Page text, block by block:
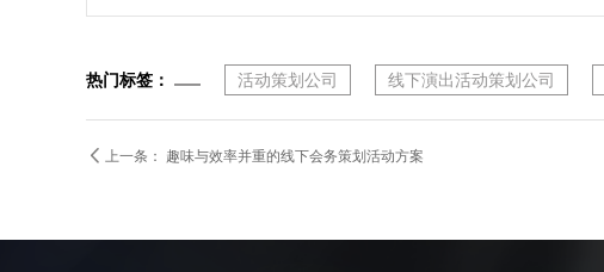
热门标签： 活动策划公司 线下演出活动策划公司
 上一条： 趣味与效率并重的线下会务策划活动方案